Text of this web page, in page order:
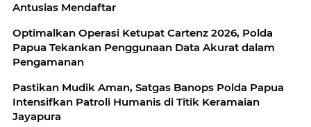
Antusias Mendaftar
Optimalkan Operasi Ketupat Cartenz 2026, Polda
Papua Tekankan Penggunaan Data Akurat dalam
Pengamanan
Pastikan Mudik Aman, Satgas Banops Polda Papua
Intensifkan Patroli Humanis di Titik Keramaian
Jayapura